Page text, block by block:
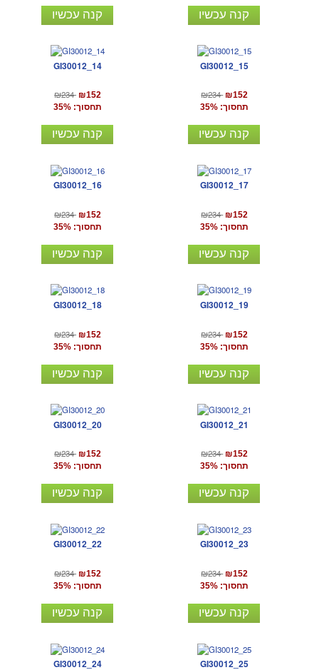
קנה עכשיו קנה עכשיו
GI30012_14
₪234 ₪152
תחסוך: 35%
קנה עכשיו
GI30012_15
₪234 ₪152
תחסוך: 35%
קנה עכשיו
GI30012_16
₪234 ₪152
תחסוך: 35%
קנה עכשיו
GI30012_17
₪234 ₪152
תחסוך: 35%
קנה עכשיו
GI30012_18
₪234 ₪152
תחסוך: 35%
קנה עכשיו
GI30012_19
₪234 ₪152
תחסוך: 35%
קנה עכשיו
GI30012_20
₪234 ₪152
תחסוך: 35%
קנה עכשיו
GI30012_21
₪234 ₪152
תחסוך: 35%
קנה עכשיו
GI30012_22
₪234 ₪152
תחסוך: 35%
קנה עכשיו
GI30012_23
₪234 ₪152
תחסוך: 35%
קנה עכשיו
GI30012_24 GI30012_25